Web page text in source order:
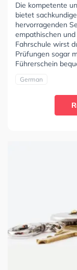
Die kompetente
bietet
hervorragenden
empathischen
Fahrschule wirst
Prüfungen sogar
Führerschein
German